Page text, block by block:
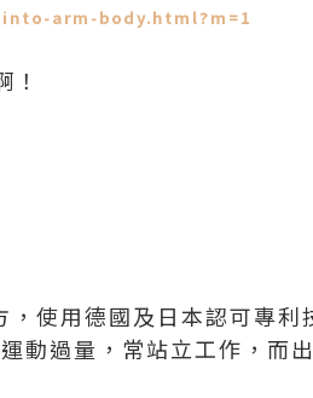
arm-body.html?m=1
！
，使用德國及日本認可專利
動過量，常站立工作，而